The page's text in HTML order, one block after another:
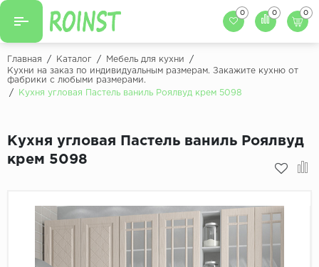
Назад
Кухни на заказ
Кухонный фартук
Мойки для кухни
Декоры столешниц
Декоры ЛДСП для мебели
Декоры обоев под мебель
0 0 0
Главная / Каталог / Мебель для кухни
/
Кухни на заказ по индивидуальным размерам. Закажите кухню от
фабрики с любыми размерами.
/
Кухня угловая Пастель ваниль Роялвуд крем 5098
Кухня угловая Пастель ваниль Роялвуд
крем 5098